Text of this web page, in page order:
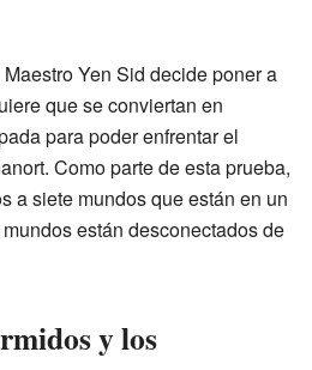
Yen Sid decide poner a
que se conviertan en
para poder enfrentar el
Como parte de esta prueba,
a siete mundos que están en un
están desconectados de
y los